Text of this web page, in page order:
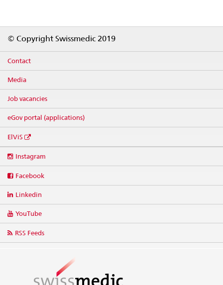
© Copyright Swissmedic 2019
Contact
Media
Job vacancies
eGov portal (applications)
ElViS
media
Instagram
Facebook
Linkedin
YouTube
RSS Feeds